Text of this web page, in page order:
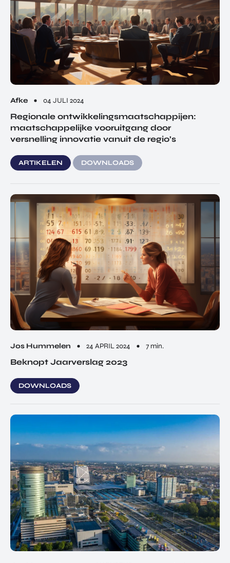
Afke 04 JULI 2024
Regionale ontwikkelingsmaatschappijen:
maatschappelijke vooruitgang door
versnelling innovatie vanuit de regio’s
ARTIKELEN DOWNLOADS
Jos Hummelen 24 APRIL 2024 7 min.
Beknopt Jaarverslag 2023
DOWNLOADS